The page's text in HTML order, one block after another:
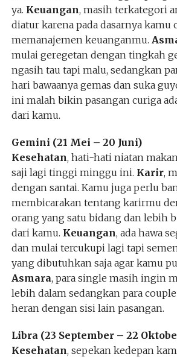
ya. Keuangan, masih terkategori
diatur karena pada dasarnya kamu
memanajemen keuanganmu.
mulai geregetan dengan tingkah
ngasih tau tapi malu, sedangkan
hari bawaanya gemas dan suka
ini malah bikin pasangan curiga
dari kamu.
Gemini (21 Mei – 20 Juni)
Kesehatan, hati-hati niatan
saji lagi tinggi minggu ini. Karir,
dengan santai. Kamu juga perlu
membicarakan tentang karirmu
orang yang satu bidang dan lebih
dari kamu. Keuangan, ada hawa
dan mulai tercukupi lagi tapi
yang dibutuhkan saja agar kamu
Asmara, para single masih ingin
lebih dalam sedangkan para
heran dengan sisi lain pasangan.
Libra (23 September – 22
Kesehatan, sepekan kedepan